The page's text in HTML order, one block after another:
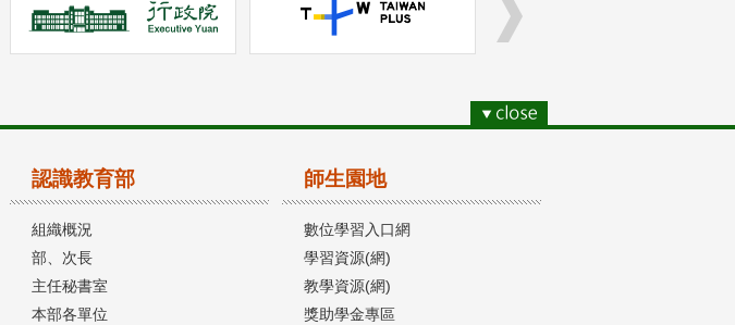
認識教育部
組織概況
部、次長
主任秘書室
本部各單位
師生園地
數位學習入口網
學習資源(網)
教學資源(網)
獎助學金專區